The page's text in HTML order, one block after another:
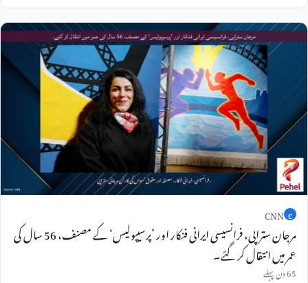
C
CNN
مرجان ستراپی، فرانسیسی ایرانی فنکار اور ’پرسیپولیس‘ کے مصنف، 56 سال کی
عمر میں انتقال کر گئے۔
65 دن پہلے